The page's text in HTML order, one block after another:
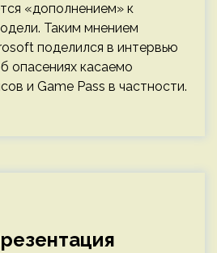
«дополнением» к
Таким мнением
поделился в интервью
опасениях касаемо
и Game Pass в частности.